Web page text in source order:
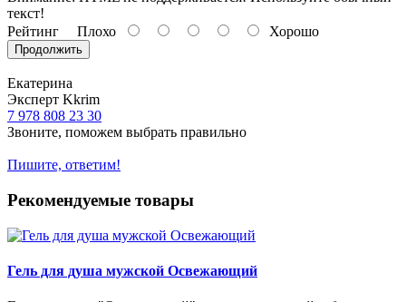
текст!
Рейтинг Плохо Хорошо
Продолжить
Екатерина
Эксперт Kkrim
7 978 808 23 30
Звоните, поможем выбрать правильно
Пишите, ответим!
Рекомендуемые товары
Гель для душа мужской Освежающий